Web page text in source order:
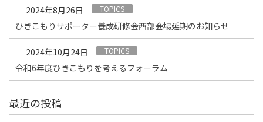
2024年8月26日 TOPICS
ひきこもりサポーター養成研修会西部会場延期のお知らせ
2024年10月24日 TOPICS
令和6年度ひきこもりを考えるフォーラム
最近の投稿